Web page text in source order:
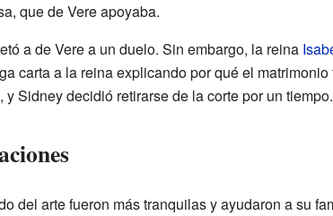
que de Vere apoyaba.
a de Vere a un duelo. Sin embargo, la reina
carta a la reina explicando por qué el
Sidney decidió retirarse de la corte por un tiempo.
del arte fueron más tranquilas y ayudaron a su